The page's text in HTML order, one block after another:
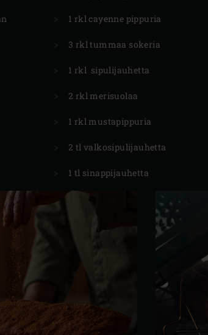
1 rkl cayenne pippuria
3 rkl tummaa sokeria
1 rkl sipulijauhetta
2 rkl merisuolaa
1 rkl mustapippuria
2 tl valkosipulijauhetta
1 tl sinappijauhetta